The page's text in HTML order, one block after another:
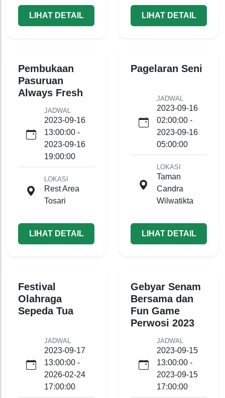
LIHAT DETAIL LIHAT DETAIL
Pembukaan
Pasuruan
Always Fresh
JADWAL
2023-09-16
13:00:00 -
2023-09-16
19:00:00
LOKASI
Rest Area
Tosari
LIHAT DETAIL
Pagelaran Seni
JADWAL
2023-09-16
02:00:00 -
2023-09-16
05:00:00
LOKASI
Taman
Candra
Wilwatikta
LIHAT DETAIL
Festival
Olahraga
Sepeda Tua
JADWAL
2023-09-17
13:00:00 -
2026-02-24
17:00:00
Gebyar Senam
Bersama dan
Fun Game
Perwosi 2023
JADWAL
2023-09-15
13:00:00 -
2023-09-15
17:00:00